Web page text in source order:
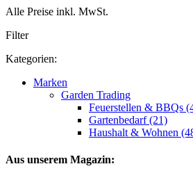
Alle Preise inkl. MwSt.
Filter
Kategorien:
Marken
Garden Trading
Feuerstellen & BBQs
Gartenbedarf (21)
Haushalt & Wohnen
Aus unserem Magazin: